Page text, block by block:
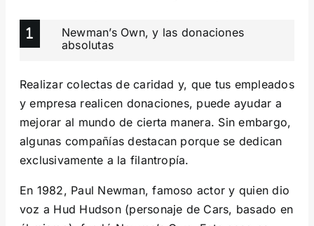
Newman’s Own, y las donaciones
absolutas
Realizar colectas de caridad y, que tus empleados
y empresa realicen donaciones, puede ayudar a
mejorar al mundo de cierta manera. Sin embargo,
algunas compañías destacan porque se dedican
exclusivamente a la filantropía.
En 1982, Paul Newman, famoso actor y quien dio
voz a Hud Hudson (personaje de Cars, basado en